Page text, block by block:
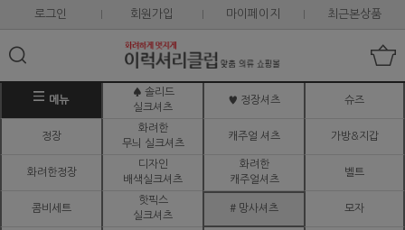
로그인 회원가입 마이페이지 최근본상품
메뉴
♠ 솔리드
실크셔츠
♥ 정장셔츠 슈즈
정장
화려한
무늬 실크셔츠
캐주얼 셔츠 가방&지갑
화려한정장
디자인
배색실크셔츠
화려한
캐주얼셔츠
벨트
콤비세트
핫픽스
실크셔츠
# 망사셔츠 모자